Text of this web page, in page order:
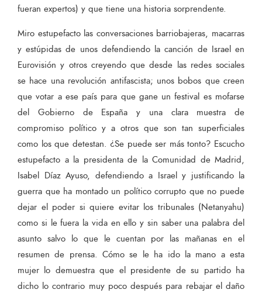
fueran expertos) y que tiene una historia sorprendente.
Miro estupefacto las conversaciones barriobajeras, macarras
y estúpidas de unos defendiendo la canción de Israel en
Eurovisión y otros creyendo que desde las redes sociales
se hace una revolución antifascista; unos bobos que creen
que votar a ese país para que gane un festival es mofarse
del Gobierno de España y una clara muestra de
compromiso político y a otros que son tan superficiales
como los que detestan. ¿Se puede ser más tonto? Escucho
estupefacto a la presidenta de la Comunidad de Madrid,
Isabel Díaz Ayuso, defendiendo a Israel y justificando la
guerra que ha montado un político corrupto que no puede
dejar el poder si quiere evitar los tribunales (Netanyahu)
como si le fuera la vida en ello y sin saber una palabra del
asunto salvo lo que le cuentan por las mañanas en el
resumen de prensa. Cómo se le ha ido la mano a esta
mujer lo demuestra que el presidente de su partido ha
dicho lo contrario muy poco después para rebajar el daño